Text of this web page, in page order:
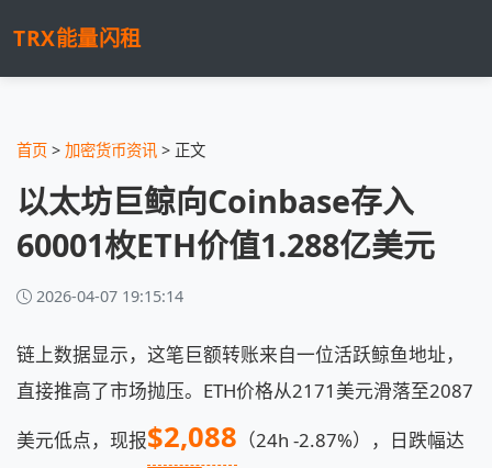
TRX能量闪租
首页 > 加密货币资讯 > 正文
以太坊巨鲸向Coinbase存入
60001枚ETH价值1.288亿美元
2026-04-07 19:15:14
链上数据显示，这笔巨额转账来自一位活跃鲸鱼地址，
直接推高了市场抛压。ETH价格从2171美元滑落至2087
美元低点，现报$2,088 （24h -2.87%），日跌幅达